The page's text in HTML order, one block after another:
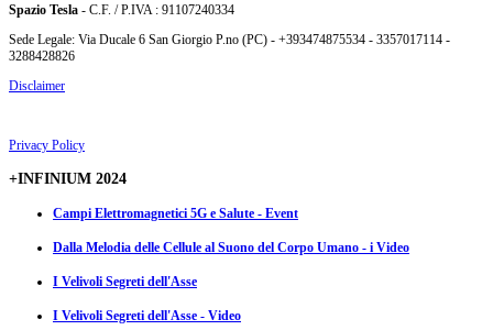
Spazio Tesla - C.F. / P.IVA : 91107240334
Sede Legale: Via Ducale 6 San Giorgio P.no (PC) - +393474875534 - 3357017114 -
3288428826
Disclaimer
Privacy Policy
+INFINIUM 2024
Campi Elettromagnetici 5G e Salute - Event
Dalla Melodia delle Cellule al Suono del Corpo Umano - i Video
I Velivoli Segreti dell'Asse
I Velivoli Segreti dell'Asse - Video